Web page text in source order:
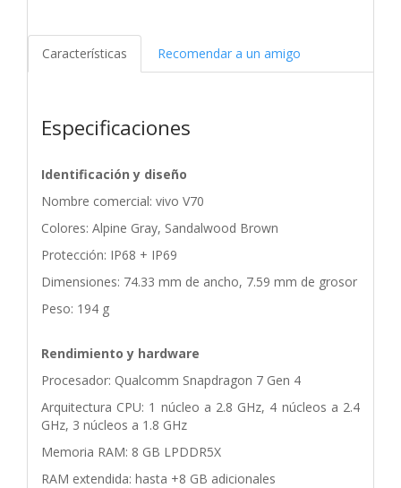
Características Recomendar a un amigo
Especificaciones
Identificación y diseño
Nombre comercial: vivo V70
Colores: Alpine Gray, Sandalwood Brown
Protección: IP68 + IP69
Dimensiones: 74.33 mm de ancho, 7.59 mm de grosor
Peso: 194 g
Rendimiento y hardware
Procesador: Qualcomm Snapdragon 7 Gen 4
Arquitectura CPU: 1 núcleo a 2.8 GHz, 4 núcleos a 2.4
GHz, 3 núcleos a 1.8 GHz
Memoria RAM: 8 GB LPDDR5X
RAM extendida: hasta +8 GB adicionales